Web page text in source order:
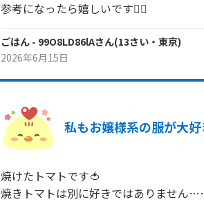
参考になったら嬉しいです🙂‍↕️
ごはん - 99O8LD86lAさん(13さい・ 東京)
2026年6月15日
私もお嬢様系の服が大
焼けたトマトです🍅
焼きトマトは別に好きではありません